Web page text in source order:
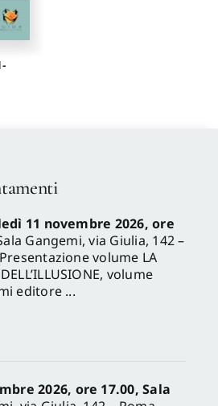
11 novembre 2026, ore
Gangemi, via Giulia, 142 –
volume LA
volume
editore ...
2026, ore 17.00, Sala